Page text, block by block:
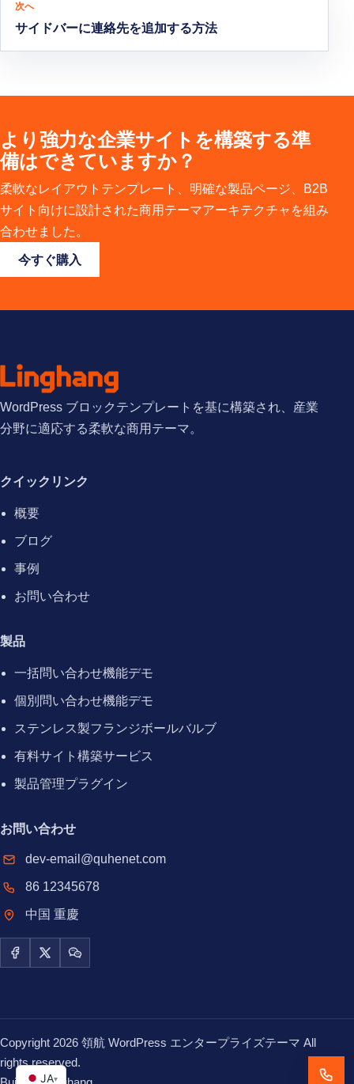
次へ
サイドバーに連絡先を追加する方法
より強力な企業サイトを構築する準
備はできていますか？
柔軟なレイアウトテンプレート、明確な製品ページ、B2B
サイト向けに設計された商用テーマアーキテクチャを組み
合わせました。
今すぐ購入
WordPress ブロックテンプレートを基に構築され、産業
分野に適応する柔軟な商用テーマ。
クイックリンク
概要
ブログ
事例
お問い合わせ
製品
一括問い合わせ機能デモ
個別問い合わせ機能デモ
ステンレス製フランジボールバルブ
有料サイト構築サービス
製品管理プラグイン
お問い合わせ
dev-email@quhenet.com
86 12345678
中国 重慶
FacebookX / TwitterWeChat
Copyright 2026 領航 WordPress エンタープライズテーマ All
rights reserved.
JA▾